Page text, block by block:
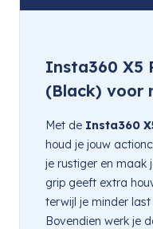
Insta360 X5
(Black) voor
Met de Insta360
houd je jouw
je rustiger en maak
grip geeft extra
terwijl je minder
Bovendien werk je